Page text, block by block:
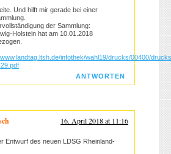
Und hilft mir gerade bei einer
der Sammlung:
Holstein hat am 10.01.2018
infothek/wahl19/drucks/00400/
ANTWORTEN
16. April 2018 at 11:16
Entwurf des neuen LDSG Rheinland-